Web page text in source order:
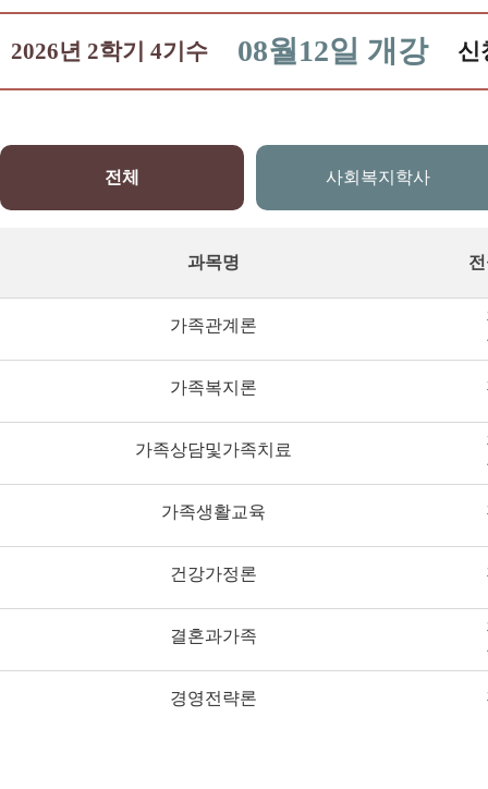
2026년 2학기 4기수 08월12일 개강 신
전체 사회복지학사
과목명
가족관계론
가족복지론
가족상담및가족치료
가족생활교육
건강가정론
결혼과가족
경영전략론